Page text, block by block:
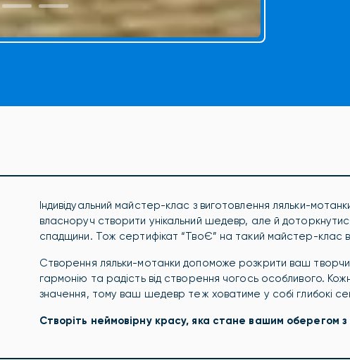
Індивідуальний майстер-клас з виготовлення ляльки-
власноруч створити унікальний шедевр, але й
спадщини. Тож сертифікат “ТвоЄ” на такий майстер-клас
Створення ляльки-мотанки допоможе розкрити ваш
гармонію та радість від створення чогось особливого.
значення, тому ваш шедевр теж ховатиме у собі глибокі
Створіть неймовірну красу, яка стане вашим оберегом з